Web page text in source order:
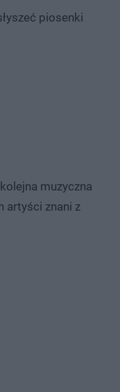
piosenki
muzyczna
artyści znani z